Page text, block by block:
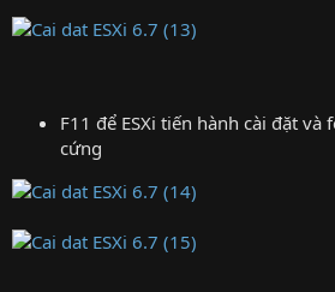
F11 để ESXi tiến hành cài đặt và
cứng